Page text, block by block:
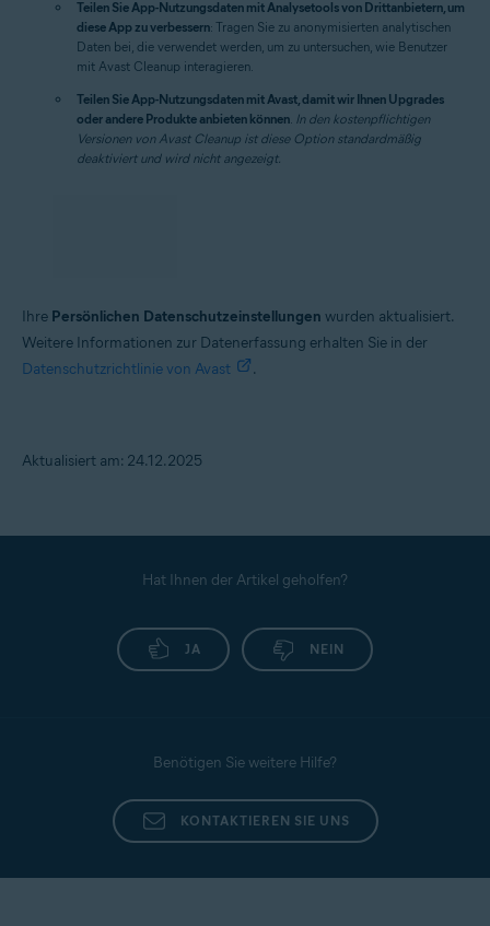
Teilen Sie App-Nutzungsdaten mit Analysetools von Drittanbietern, um
diese App zu verbessern: Tragen Sie zu anonymisierten analytischen
Daten bei, die verwendet werden, um zu untersuchen, wie Benutzer
mit Avast Cleanup interagieren.
Teilen Sie App-Nutzungsdaten mit Avast, damit wir Ihnen Upgrades
oder andere Produkte anbieten können In den kostenpflichtigen
Versionen von Avast Cleanup ist diese Option standardmäßig
deaktiviert und wird nicht angezeigt.
Ihre Persönlichen Datenschutzeinstellungen wurden aktualisiert.
Weitere Informationen zur Datenerfassung erhalten Sie in der
Datenschutzrichtlinie von Avast
.
Aktualisiert am: 24.12.2025
Hat Ihnen der Artikel geholfen?
JA NEIN
Benötigen Sie weitere Hilfe?
KONTAKTIEREN SIE UNS